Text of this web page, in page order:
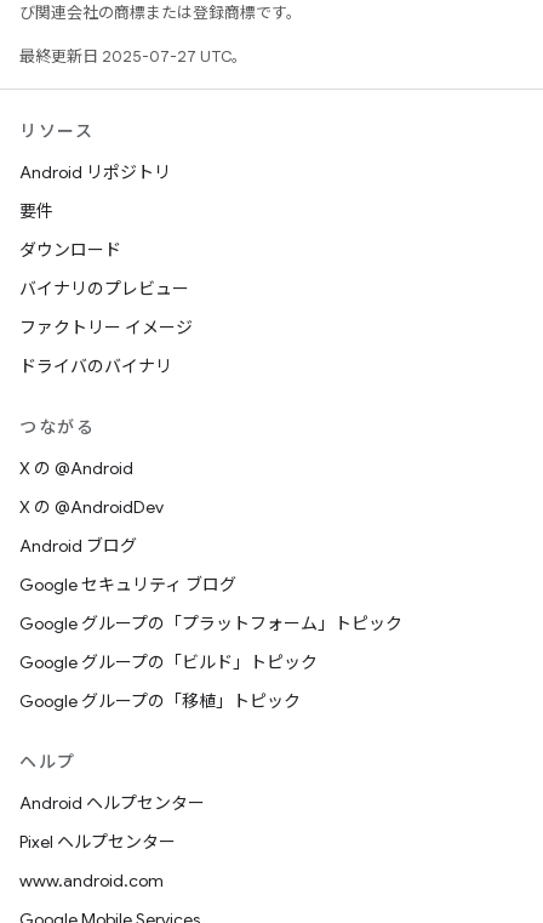
び関連会社の商標または登録商標です。
最終更新日 2025-07-27 UTC。
リソース
Android リポジトリ
要件
ダウンロード
バイナリのプレビュー
ファクトリー イメージ
ドライバのバイナリ
つながる
X の @Android
X の @AndroidDev
Android ブログ
Google セキュリティ ブログ
Google グループの「プラットフォーム」トピック
Google グループの「ビルド」トピック
Google グループの「移植」トピック
ヘルプ
Android ヘルプセンター
Pixel ヘルプセンター
www.android.com